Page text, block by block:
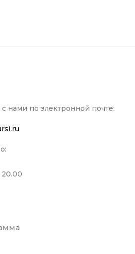
нами по электронной почте: